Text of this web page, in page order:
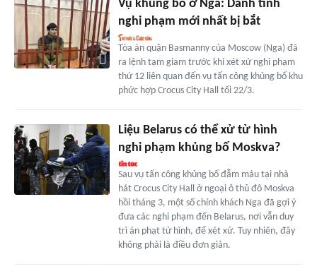
Vụ khủng bố ở Nga: Danh tính
nghi phạm mới nhất bị bắt
Tòa án quận Basmanny của Moscow (Nga) đã
ra lệnh tạm giam trước khi xét xử nghi phạm
thứ 12 liên quan đến vụ tấn công khủng bố khu
phức hợp Crocus City Hall tối 22/3.
Liệu Belarus có thể xử tử hình
nghi phạm khủng bố Moskva?
Sau vụ tấn công khủng bố đẫm máu tại nhà
hát Crocus City Hall ở ngoại ô thủ đô Moskva
hồi tháng 3, một số chính khách Nga đã gợi ý
đưa các nghi phạm đến Belarus, nơi vẫn duy
trì án phạt tử hình, để xét xử. Tuy nhiên, đây
không phải là điều đơn giản.